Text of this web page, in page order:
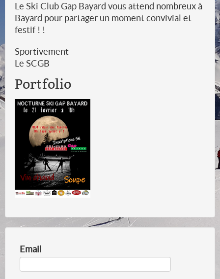
Le Ski Club Gap Bayard vous attend nombreux à
Bayard pour partager un moment convivial et
festif ! !
Sportivement
Le SCGB
Portfolio
Email